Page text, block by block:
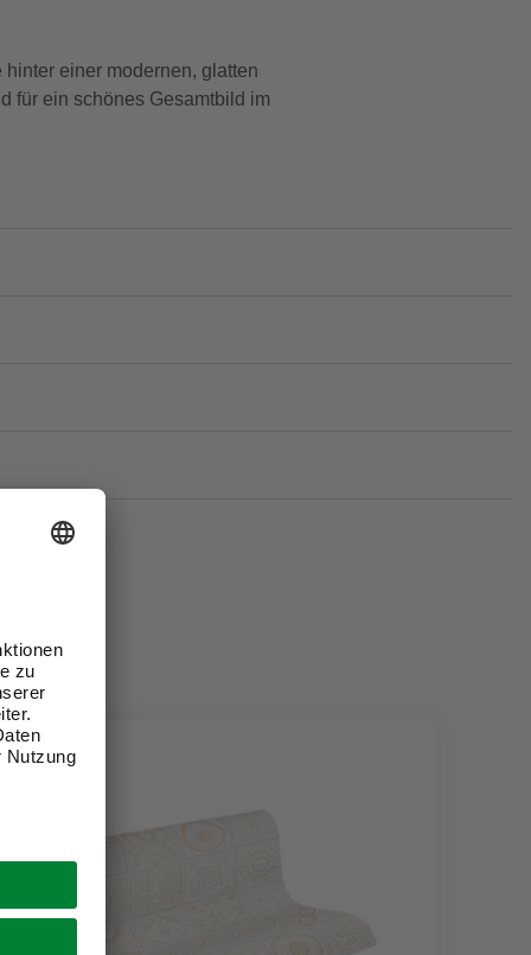
einer modernen, glatten
für ein schönes Gesamtbild im